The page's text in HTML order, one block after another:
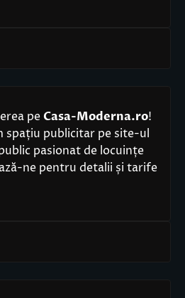
pe Casa-Moderna.ro!
spațiu publicitar pe site-ul
pasionat de locuințe
ne pentru detalii și tarife